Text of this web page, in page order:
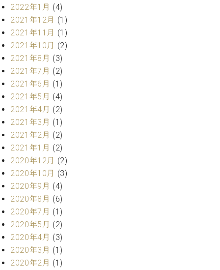
ィ
シ
ョ
ン
W.
ホ
フ
マ
ン
ヴ
ィ
ジ
ョ
ン
C.BECHSTEIN
Digital(ベ
ヒ
シ
ュ
タ
イ
ン
ス
タ
ッ
フ
ご
拶
技
術
者
紹
展示
情報
【ユ
ーロ
ピア
ノ特
選中
古】
イ
ベ
ン
ト
2022年1月 (4)
2021年12月 (1)
2021年11月 (1)
2021年10月 (2)
2021年8月 (3)
2021年7月 (2)
2021年6月 (1)
2021年5月 (4)
2021年4月 (2)
2021年3月 (1)
2021年2月 (2)
2021年1月 (2)
2020年12月 (2)
2020年10月 (3)
2020年9月 (4)
2020年8月 (6)
2020年7月 (1)
2020年5月 (2)
2020年4月 (3)
2020年3月 (1)
2020年2月 (1)